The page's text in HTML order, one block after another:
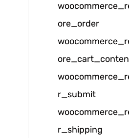
n
t
u
k
:
ore_order
r_submit
r_shipping